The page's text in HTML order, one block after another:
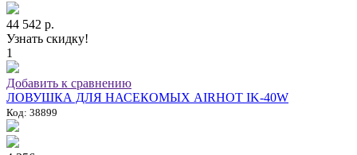
44 542 р.
Узнать скидку!
1
Добавить к сравнению
ЛОВУШКА ДЛЯ НАСЕКОМЫХ AIRHOT IK-40W
Код: 38899